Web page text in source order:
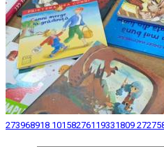
273968918 10158276119331809